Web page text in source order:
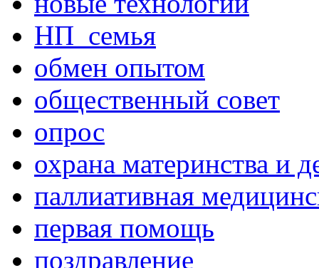
НП_семья
обмен опытом
общественный совет
опрос
охрана материнства и
паллиативная
первая помощь
поздравление